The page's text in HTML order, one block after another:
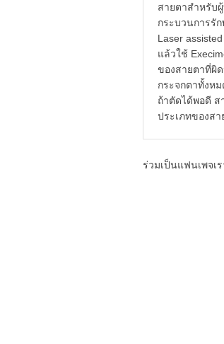
สายตาสำหรับ
กระบวนการรั
Laser
แล้วใช้
ของสายตาที่ผิ
กระจกตาทั้งห
ถ้าตัดได้พอดี ส
ประเภทของส
ร่วมเป็นแฟนเพจเ